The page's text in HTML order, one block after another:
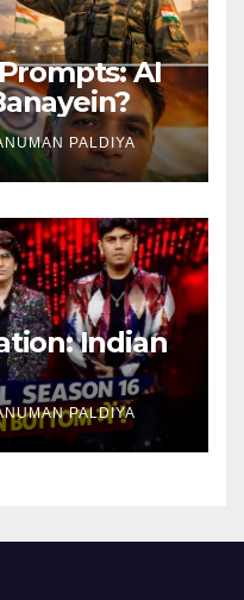
AI
PALDIYA
Indian
PALDIYA